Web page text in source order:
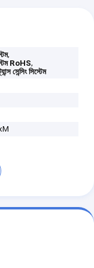
,
RoHS,
সেন্সিং সিস্টেম